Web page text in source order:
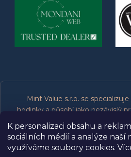
K personalizaci obsahu a
sociálních médií a analýze naší
využíváme soubory cookies.
Mint Value s.r.o. se
hodinky a působí jako nezávislý
spojeni, přidruženi, oprávněni ani
značek, které prodáváme.
patří jejich příslušným